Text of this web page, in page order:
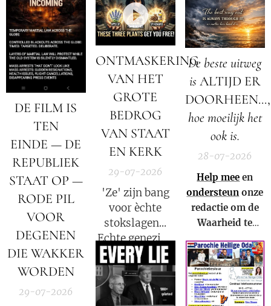
een nieuwe Fauci
kan worden.
de
datastromen
worden
omgeleid.
DE FILM IS
TEN
EINDE — DE
REPUBLIEK
STAAT OP —
RODE PIL
VOOR
DEGENEN
DIE WAKKER
WORDEN
29-07-2026
ONTMASKERING
VAN HET
GROTE
BEDROG
VAN STAAT
EN KERK
29-07-2026
'Ze' zijn bang
voor èchte
stokslagen...
Echte genezing
laat emoties
stromen. We
mogen niet
langer meer
toe heeft
gedaan
opnieuw
volledig op zijn
kop!
De beste uitweg
is ALTIJD ER
DOORHEEN...,
hoe moeilijk het
ook is.
28-07-2026
Help mee en
ondersteun onze
redactie om de
Waarheid te
kunnen blijven
verspreiden in
Nederland,
België en in de
rest van de